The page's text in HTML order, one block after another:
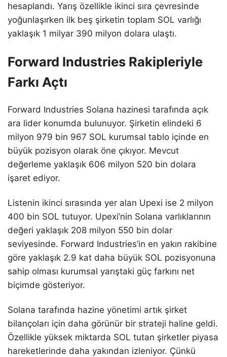
hesaplandı. Yarış özellikle ikinci sıra çevresinde
yoğunlaşırken ilk beş şirketin toplam SOL varlığı
yaklaşık 1 milyar 390 milyon dolara ulaştı.
Forward Industries Rakipleriyle
Farkı Açtı
Forward Industries Solana hazinesi tarafında açık
ara lider konumda bulunuyor. Şirketin elindeki 6
milyon 979 bin 967 SOL kurumsal tablo içinde en
büyük pozisyon olarak öne çıkıyor. Mevcut
değerleme yaklaşık 606 milyon 520 bin dolara
işaret ediyor.
Listenin ikinci sırasında yer alan Upexi ise 2 milyon
400 bin SOL tutuyor. Upexi’nin Solana varlıklarının
değeri yaklaşık 208 milyon 550 bin dolar
seviyesinde. Forward Industries’in en yakın rakibine
göre yaklaşık 2.9 kat daha büyük SOL pozisyonuna
sahip olması kurumsal yarıştaki güç farkını net
biçimde gösteriyor.
Solana tarafında hazine yönetimi artık şirket
bilançoları için daha görünür bir strateji haline geldi.
Özellikle yüksek miktarda SOL tutan şirketler piyasa
hareketlerinde daha yakından izleniyor. Çünkü